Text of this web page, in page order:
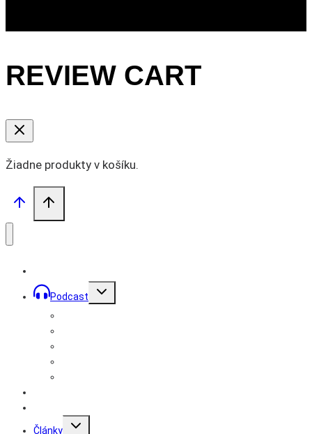
REVIEW CART
Žiadne produkty v košíku.
Podcast
Toggle
Články
Toggle